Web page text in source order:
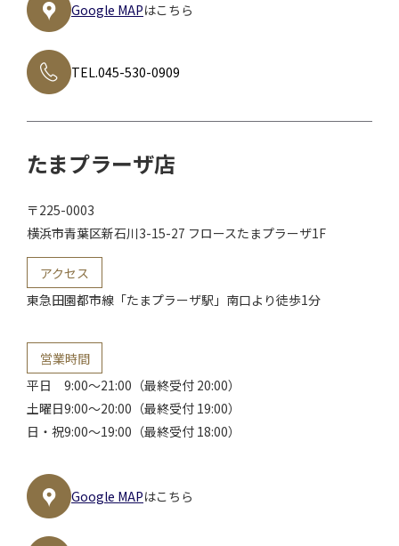
Google MAPはこちら
TEL.045-530-0909
たまプラーザ店
〒225-0003
横浜市青葉区新石川3-15-27 フロースたまプラーザ1F
アクセス
東急田園都市線「たまプラーザ駅」 南口より徒歩1分
営業時間
平日
土曜日
日・祝
9:00～21:00（最終受付 20:00）
9:00～20:00（最終受付 19:00）
9:00～19:00（最終受付 18:00）
Google MAPはこちら